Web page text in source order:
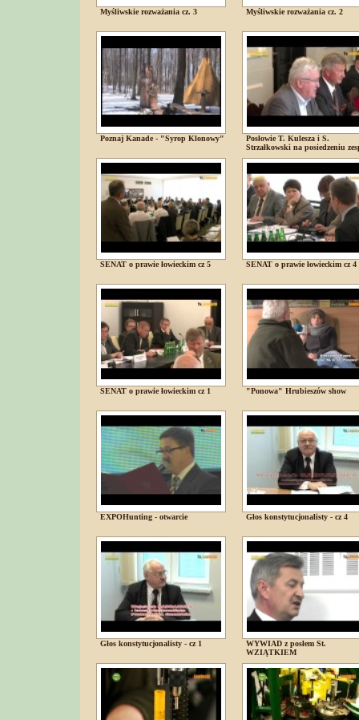
Myśliwskie rozważania cz. 3 Myśliwskie rozważania cz. 2
Poznaj Kanade - "Syrop Klonowy"
Posłowie T. Kulesza i S.
Strzałkowski na posiedzeniu
SENAT o prawie łowieckim cz 5 SENAT o prawie łowieckim cz 4
SENAT o prawie łowieckim cz 1 "Ponowa" Hrubieszów show
EXPOHunting - otwarcie Głos konstytucjonalisty - cz 4
Głos konstytucjonalisty - cz 1
WYWIAD z posłem St.
WZIĄTKIEM